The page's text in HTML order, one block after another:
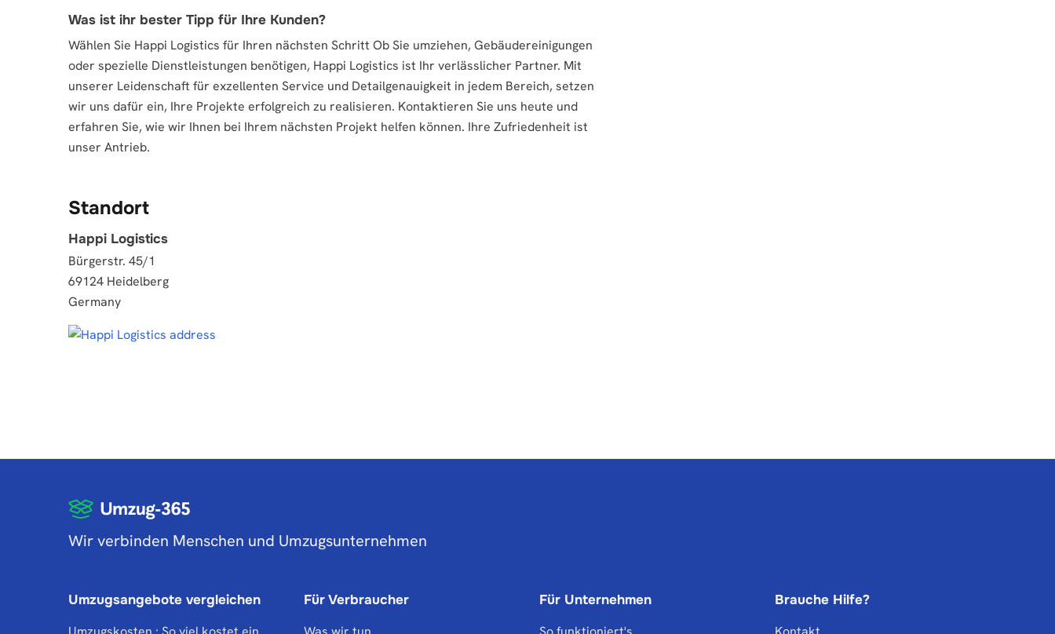
Was ist ihr bester Tipp für Ihre Kunden?
Wählen Sie Happi Logistics für Ihren nächsten Schritt Ob Sie umziehen, Gebäudereinigungen
oder spezielle Dienstleistungen benötigen, Happi Logistics ist Ihr verlässlicher Partner. Mit
unserer Leidenschaft für exzellenten Service und Detailgenauigkeit in jedem Bereich, setzen
wir uns dafür ein, Ihre Projekte erfolgreich zu realisieren. Kontaktieren Sie uns heute und
erfahren Sie, wie wir Ihnen bei Ihrem nächsten Projekt helfen können. Ihre Zufriedenheit ist
unser Antrieb.
Standort
Happi Logistics
Bürgerstr. 45/1
69124 Heidelberg
Germany
Wir verbinden Menschen und Umzugsunternehmen
Umzugsangebote vergleichen
Für Verbraucher
Für Unternehmen
Brauche Hilfe?